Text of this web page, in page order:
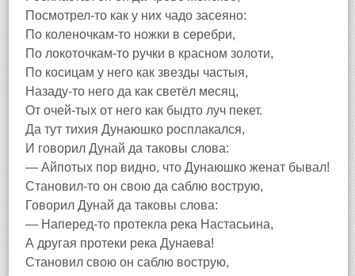
Посмотрел-то как у них чадо засеяно:
По коленочкам-то ножки в серебри,
По локоточкам-то ручки в красном золоти,
По косицам у него как звезды частыя,
Назаду-то него да как светёл месяц,
От очей-тых от него как быдто луч пекет.
Да тут тихия Дунаюшко росплакался,
И говорил Дунай да таковы слова:
— Айпотых пор видно, что Дунаюшко женат бывал!
Становил-то он свою да саблю вострую,
Говорил Дунай да таковы слова:
— Наперед-то протекла река Настасьина,
А другая протеки река Дунаева!
Становил свою он саблю вострую,